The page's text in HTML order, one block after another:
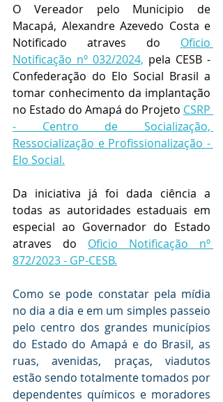
O Vereador pelo Municipio de
Macapá, Alexandre Azevedo Costa e
Notificado atraves do Oficio
Notificação nº 032/2024, pela CESB -
Confederação do Elo Social Brasil a
tomar conhecimento da implantação
no Estado do Amapá do Projeto CSRP
- Centro de Socialização,
Ressocialização e Profissionalização -
Elo Social.
Da iniciativa já foi dada ciência a
todas as autoridades estaduais em
especial ao Governador do Estado
atraves do Oficio Notificação nº
872/2023 - GP-CESB.
Como se pode constatar pela mídia
no dia a dia e em um simples passeio
pelo centro dos grandes municípios
do Estado do Amapá e do Brasil, as
ruas, avenidas, praças, viadutos
estão sendo totalmente tomados por
dependentes químicos e moradores